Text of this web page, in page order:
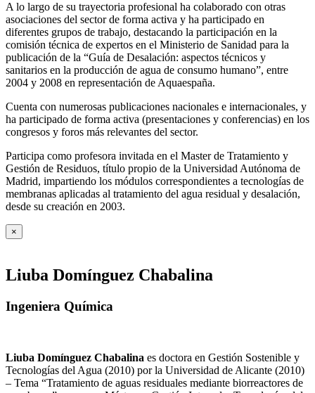
A lo largo de su trayectoria profesional ha colaborado con otras
asociaciones del sector de forma activa y ha participado en
diferentes grupos de trabajo, destacando la participación en la
comisión técnica de expertos en el Ministerio de Sanidad para la
publicación de la “Guía de Desalación: aspectos técnicos y
sanitarios en la producción de agua de consumo humano”, entre
2004 y 2008 en representación de Aquaespaña.
Cuenta con numerosas publicaciones nacionales e internacionales, y
ha participado de forma activa (presentaciones y conferencias) en los
congresos y foros más relevantes del sector.
Participa como profesora invitada en el Master de Tratamiento y
Gestión de Residuos, título propio de la Universidad Autónoma de
Madrid, impartiendo los módulos correspondientes a tecnologías de
membranas aplicadas al tratamiento del agua residual y desalación,
desde su creación en 2003.
×
Liuba Domínguez Chabalina
Ingeniera Química
Liuba Domínguez Chabalina es doctora en Gestión Sostenible y
Tecnologías del Agua (2010) por la Universidad de Alicante (2010)
– Tema “Tratamiento de aguas residuales mediante biorreactores de